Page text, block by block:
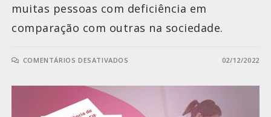
muitas pessoas com deficiência em
comparação com outras na sociedade.
COMENTÁRIOS DESATIVADOS 02/12/2022